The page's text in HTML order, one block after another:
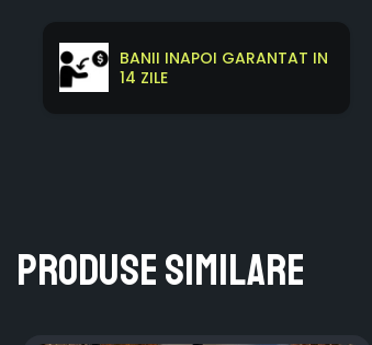
BANII INAPOI GARANTAT IN
14 ZILE
Produse similare